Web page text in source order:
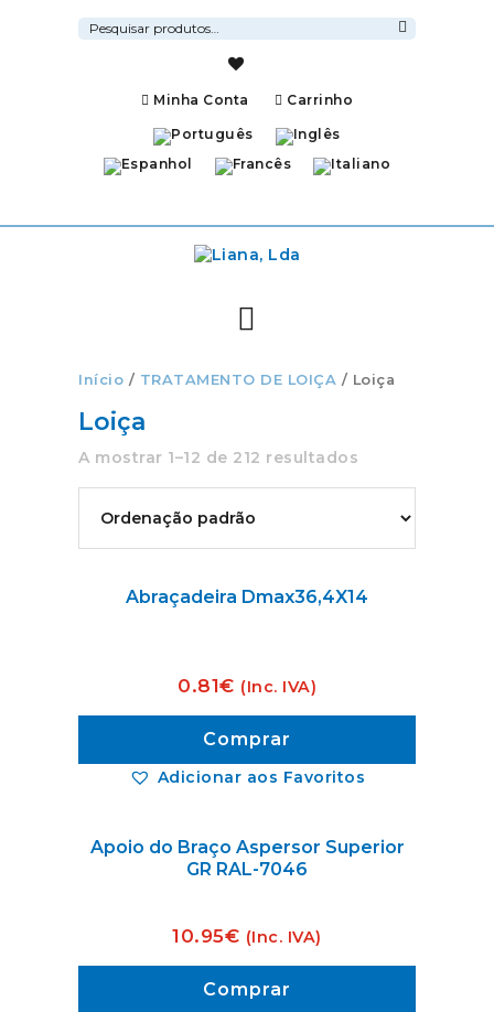
Pesquisar
por:
Minha Conta Carrinho
Início / TRATAMENTO DE LOIÇA / Loiça
Loiça
A mostrar 1–12 de 212 resultados
Adicionar aos Favoritos
Abraçadeira Dmax36,4X14
0.81€ (Inc. IVA)
Comprar
Apoio do Braço Aspersor Superior
GR RAL-7046
10.95€ (Inc. IVA)
Comprar